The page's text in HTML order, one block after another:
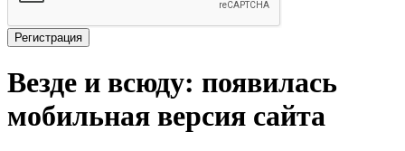
Везде и всюду: появилась
мобильная версия сайта